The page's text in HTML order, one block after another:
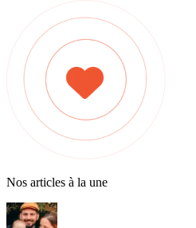
Nos articles à la une